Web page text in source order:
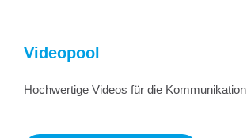
Videopool
Hochwertige Videos für die Kommunikation